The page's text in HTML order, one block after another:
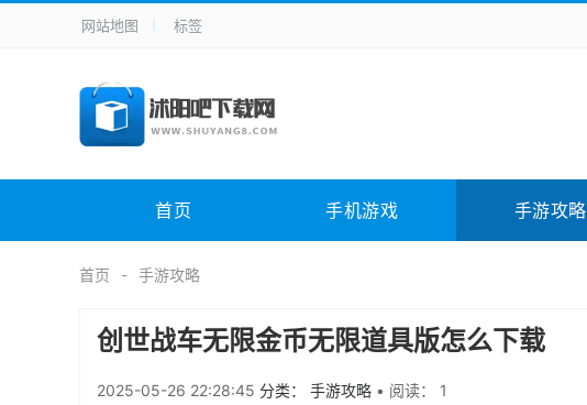
手机应用
手机游戏 H5游戏
电脑软件 其它类别 图形软件 安全相关
未分类 综合其它
网站地图 标签
首页 手机游戏 手游攻略
首页 手游攻略
创世战车无限金币无限道具版怎么下载
2025-05-26 22:28:45 分类： 手游攻略 • 阅读： 1